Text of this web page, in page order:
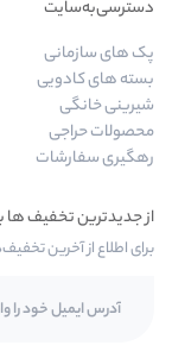
دسترسی‌به‌سایت
پک های سازمانی
بسته های کادویی
شیرینی خانگی
محصولات حراجی
رهگیری سفارشات
از جدیدترین تخفیف ها با خبر شوید
برای اطلاع از آخرین